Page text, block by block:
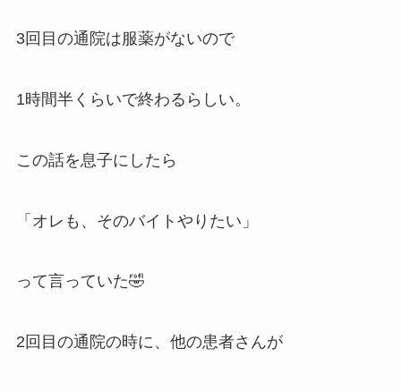
3回目の通院は服薬がないので
1時間半くらいで終わるらしい。
この話を息子にしたら
「オレも、そのバイトやりたい」
って言っていた🤣
2回目の通院の時に、他の患者さんが